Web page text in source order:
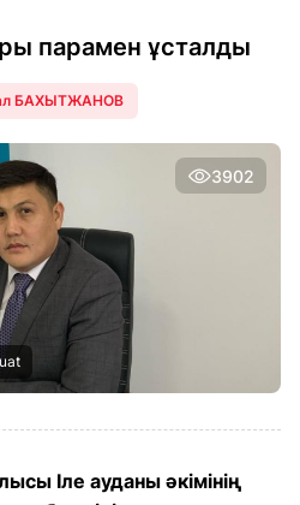
парамен ұсталды
БАХЫТЖАНОВ
3902
Іле ауданы әкімінің